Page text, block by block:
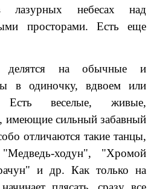
лазурных небесах над
просторами. Есть еще
делятся на обычные и
в одиночку, вдвоем или
Есть веселые, живые,
имеющие сильный забавный
отличаются такие танцы,
ходун", "Хромой
и др. Как только на